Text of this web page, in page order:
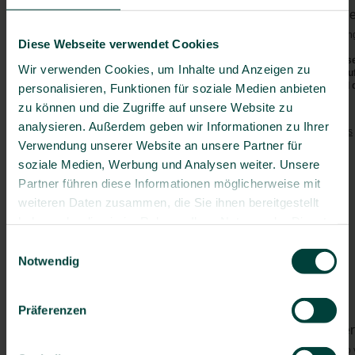
Diese Webseite verwendet Cookies
Wir verwenden Cookies, um Inhalte und Anzeigen zu
personalisieren, Funktionen für soziale Medien anbieten
zu können und die Zugriffe auf unsere Website zu
analysieren. Außerdem geben wir Informationen zu Ihrer
Verwendung unserer Website an unsere Partner für
soziale Medien, Werbung und Analysen weiter. Unsere
Partner führen diese Informationen möglicherweise mit
weiteren Daten zusammen, die Sie ihnen bereitgestellt
Notwendig
Präferenzen
Dänemark
Estland
Finnland
Frankreich
Griechenland
Großbritannien
Irland
Lettland
Luxemburg
Vorgeschriebene
Bei der Einreise sind keine
Die aktuellen
(z.B. bzgl. Covid-19, Polio etc.)
(www.auswaertiges-amt.de )
Empfohlene Impfungen:
Tetanus/Diphtherie/Pertussis
Polio
Masern
Hepatitis A
Hepatitis B
Besondere Risiken:
Von Mücken/Insekten
- Kein relevantes